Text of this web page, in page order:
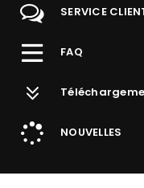
SERVICE
FAQ
NOUVELLES